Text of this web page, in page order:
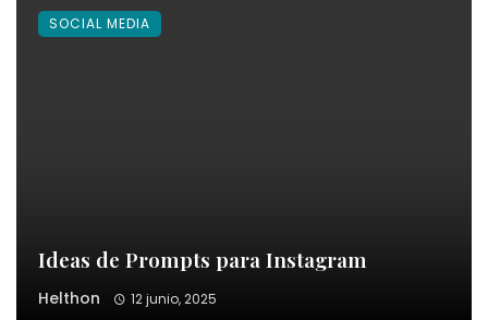
Ideas de Prompts para Instagram
Helthon 12 junio, 2025
SOCIAL MEDIA